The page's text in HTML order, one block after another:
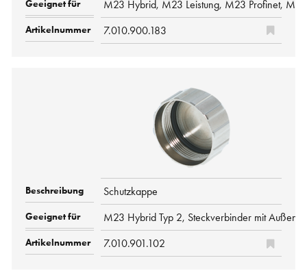
M23 Hybrid, M23 Leistung, M23 Profinet,
7.010.900.183
Schutzkappe
M23 Hybrid Typ 2, Steckverbinder mit
7.010.901.102